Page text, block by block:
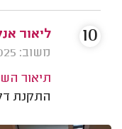
ליאור
משוב: 03/09/2025
תיאור
התקנת
10